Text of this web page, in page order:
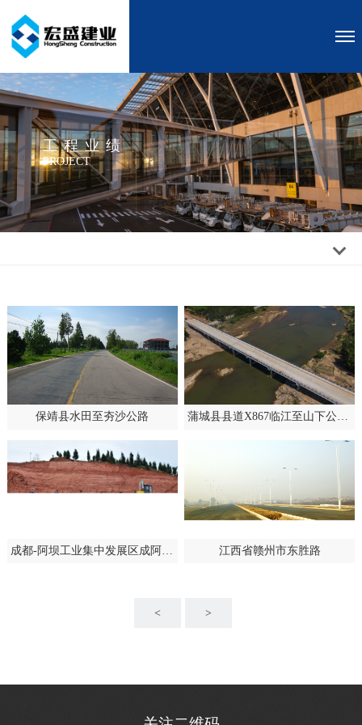
工程业绩
PROJECT
保靖县水田至夯沙公路 蒲城县县道X867临江至山下公路升级改造工程
成都-阿坝工业集中发展区成阿大道II、III标段. 江西省赣州市东胜路
< >